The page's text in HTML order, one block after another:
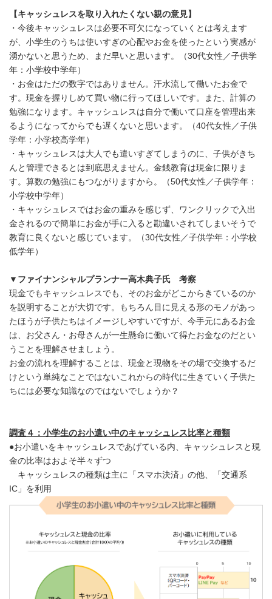
【キャッシュレスを取り入れたくない親の意見】
・今後キャッシュレスは必要不可欠になっていくとは考えます
が、小学生のうちは使いすぎの心配やお金を使ったという実感が
湧かないと思うため、まだ早いと思います。（30代女性／子供学
年：小学校中学年）
・お金はただの数字ではありません。汗水流して働いたお金で
す。現金を握りしめて買い物に行ってほしいです。また、計算の
勉強になります。キャッシュレスは自分で働いて口座を管理出来
るようになってからでも遅くないと思います。（40代女性／子供
学年：小学校高学年）
・キャッシュレスは大人でも遣いすぎてしまうのに、子供がきち
んと管理できるとは到底思えません。金銭教育は現金に限りま
す。算数の勉強にもつながりますから。（50代女性／子供学年：
小学校中学年）
・キャッシュレスではお金の重みを感じず、ワンクリックで入出
金されるので簡単にお金が手に入ると勘違いされてしまいそうで
教育に良くないと感じています。（30代女性／子供学年：小学校
低学年）
▼ ファイナンシャルプランナー高木典子氏 考察
現金でもキャッシュレスでも、そのお金がどこからきているのか
を説明することが大切です。もちろん目に見える形のモノがあっ
たほうが子供たちはイメージしやすいですが、今手元にあるお金
は、お父さん・お母さんが一生懸命に働いて得たお金なのだとい
うことを理解させましょう。
お金の流れを理解することは、現金と現物をその場で交換するだ
けという単純なことではないこれからの時代に生きていく子供た
ちには必要な知識なのではないでしょうか？
調査４：小学生のお小遣い中のキャッシュレス比率と種類
●お小遣いをキャッシュレスであげている内、キャッシュレスと現
金の比率はおよそ半々ずつ
キャッシュレスの種類は主に「スマホ決済」の他、「交通系
IC」を利用
Japanese